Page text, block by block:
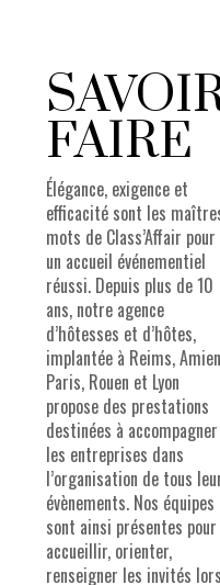
FAIRE
Élégance, exigence et
efficacité sont les
mots de Class’Affair pour
un accueil événementiel
réussi. Depuis plus de 10
ans, notre agence
d’hôtesses et d’hôtes,
implantée à Reims,
Paris, Rouen et Lyon
propose des prestations
destinées à accompagner
les entreprises dans
l’organisation de tous
évènements. Nos équipes
sont ainsi présentes pour
accueillir, orienter,
renseigner les invités lors